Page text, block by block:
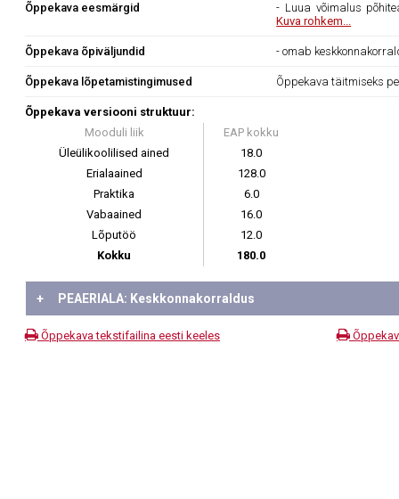
Õppekava eesmärgid
- Luua võimalus
Kuva rohkem...
Õppekava õpiväljundid - omab
Õppekava lõpetamistingimused Õppekava täitmiseks
Õppekava versiooni struktuur:
Mooduli liik
EAP kokku
Üleülikoolilised ained
18.0
Erialaained
128.0
Praktika
6.0
Vabaained
16.0
Lõputöö
12.0
Kokku
180.0
+ PEAERIALA: Keskkonnakorraldus
Õppekava tekstifailina eesti keeles